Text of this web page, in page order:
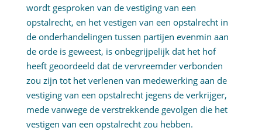
wordt gesproken van de vestiging van een
opstalrecht, en het vestigen van een opstalrecht in
de onderhandelingen tussen partijen evenmin aan
de orde is geweest, is onbegrijpelijk dat het hof
heeft geoordeeld dat de vervreemder verbonden
zou zijn tot het verlenen van medewerking aan de
vestiging van een opstalrecht jegens de verkrijger,
mede vanwege de verstrekkende gevolgen die het
vestigen van een opstalrecht zou hebben.